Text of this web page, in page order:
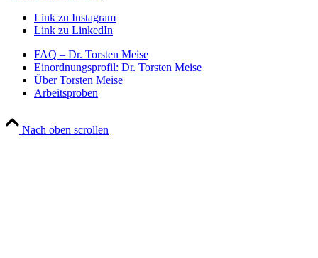
Link zu Instagram
Link zu LinkedIn
FAQ – Dr. Torsten Meise
Einordnungsprofil: Dr. Torsten Meise
Über Torsten Meise
Arbeitsproben
Nach oben scrollen